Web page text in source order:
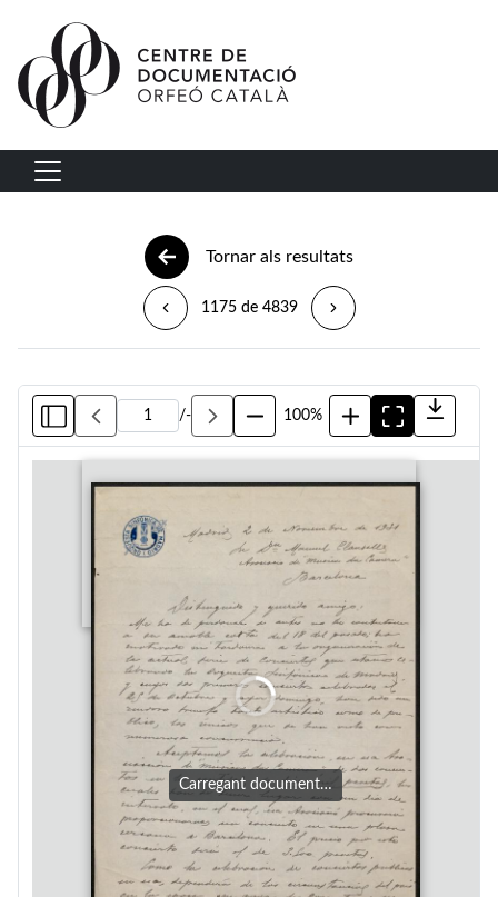
Vés al contingut
Navegació principal
Tornar als resultats
1175 de 4839
/- 100%
Carregant document…